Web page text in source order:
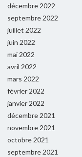
décembre 2022
septembre 2022
juillet 2022
juin 2022
mai 2022
avril 2022
mars 2022
février 2022
janvier 2022
décembre 2021
novembre 2021
octobre 2021
septembre 2021